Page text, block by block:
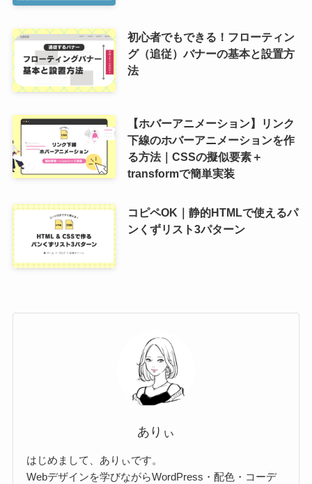
初心者でもできる！フローティン
グ（追従）バナーの基本と設置方
法
【ホバーアニメーション】リンク
下線のホバーアニメーションを作
る方法｜CSSの擬似要素＋
transformで簡単実装
コピペOK｜静的HTMLで使えるパ
ンくずリスト3パターン
ありぃ
はじめまして、ありぃです。
Webデザインを学びながらWordPress・配色・コーデ